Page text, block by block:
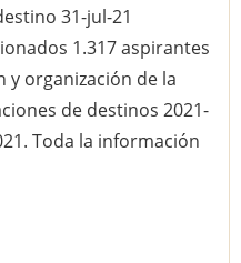
31-jul-21
1.317 aspirantes
y organización de la
de destinos 2021-
Toda la información